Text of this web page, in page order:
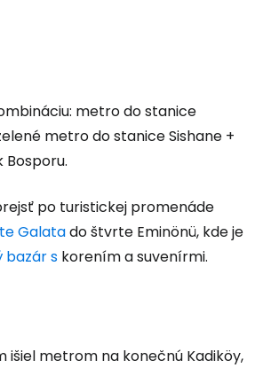
metro do stanice
metro do stanice Sishane +
Bosporu.
po turistickej promenáde
Galatado štvrte Eminönü, kde je
bazár s korením a suvenírmi.
išiel metrom na konečnú Kadiköy,